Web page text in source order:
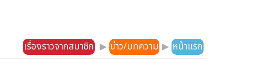
เรื่องราวจากสมาชิก ▶ ข่าว/บทความ ▶ หน้าแรก